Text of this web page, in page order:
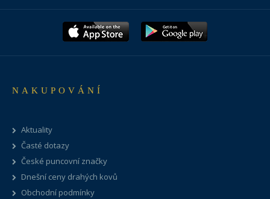
NAKUPOVÁNÍ
Aktuality
Časté dotazy
České puncovní značky
Dnešní ceny drahých kovů
Obchodní podmínky